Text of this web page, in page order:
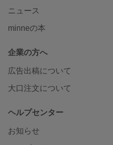
ニュース
minneの本
企業の方へ
広告出稿について
大口注文について
ヘルプセンター
お知らせ